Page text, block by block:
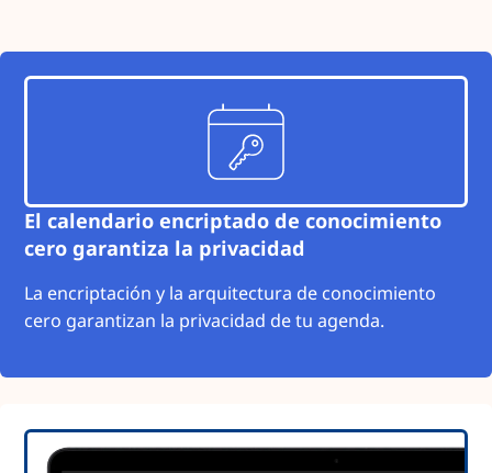
El calendario encriptado de conocimiento
cero garantiza la privacidad
La encriptación y la arquitectura de conocimiento
cero garantizan la privacidad de tu agenda.